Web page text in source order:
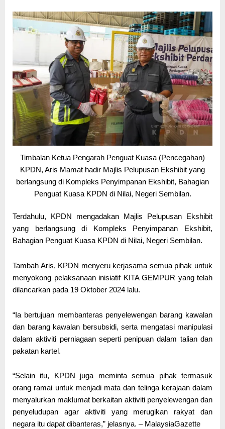
Timbalan Ketua Pengarah Penguat Kuasa (Pencegahan)
KPDN, Aris Mamat hadir Majlis Pelupusan Ekshibit yang
berlangsung di Kompleks Penyimpanan Ekshibit, Bahagian
Penguat Kuasa KPDN di Nilai, Negeri Sembilan.
Terdahulu, KPDN mengadakan Majlis Pelupusan Ekshibit
yang berlangsung di Kompleks Penyimpanan Ekshibit,
Bahagian Penguat Kuasa KPDN di Nilai, Negeri Sembilan.
Tambah Aris, KPDN menyeru kerjasama semua pihak untuk
menyokong pelaksanaan inisiatif KITA GEMPUR yang telah
dilancarkan pada 19 Oktober 2024 lalu.
“Ia bertujuan membanteras penyelewengan barang kawalan
dan barang kawalan bersubsidi, serta mengatasi manipulasi
dalam aktiviti perniagaan seperti penipuan dalam talian dan
pakatan kartel.
“Selain itu, KPDN juga meminta semua pihak termasuk
orang ramai untuk menjadi mata dan telinga kerajaan dalam
menyalurkan maklumat berkaitan aktiviti penyelewengan dan
penyeludupan agar aktiviti yang merugikan rakyat dan
negara itu dapat dibanteras,” jelasnya. – MalaysiaGazette